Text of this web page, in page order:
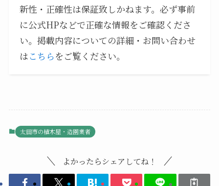
新性・正確性は保証致しかねます。必ず事前
に公式HPなどで正確な情報をご確認くださ
い。掲載内容についての詳細・お問い合わせ
はこちらをご覧ください。
太田市の植木屋・造園業者
よかったらシェアしてね！